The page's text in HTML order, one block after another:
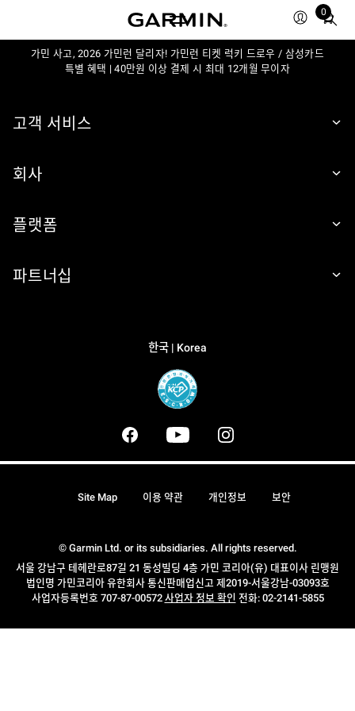
0
Total
items
in
가민 사고, 2026 가민런 달리자! 가민런 티켓 럭키 드로우 / 삼성카드
특별 혜택 | 40만원 이상 결제 시 최대 12개월 무이자
고객 서비스
회사
플랫폼
파트너십
한국 | Korea
© Garmin Ltd. or its subsidiaries. All rights reserved.
서울 강남구 테헤란로87길 21 동성빌딩 4층 가민 코리아(유) 대표이사 린맹원
법인명 가민코리아 유한회사 통신판매업신고 제2019-서울강남-03093호
사업자등록번호 707-87-00572 사업자 정보 확인 전화: 02-2141-5855
Site Map 이용 약관 개인정보 보안